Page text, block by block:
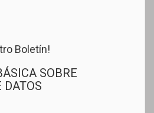
Boletín!
SOBRE
DATOS